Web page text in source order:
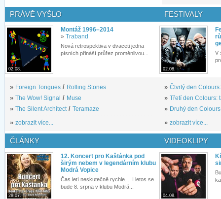
PRÁVĚ VYŠLO
02.08.
Montáž 1996–2014
» Traband
Nová retrospektiva v dvaceti jedna
písních přináší průřez proměnlivou...
» Foreign Tongues / Rolling Stones
» The Wow! Signal / Muse
» The Silent Architect/ Teramaze
» zobrazit více...
FESTIVALY
02.08.
V
» Čtvrtý den
» Třetí den Colours:
» Druhý den
» zobrazit více...
ČLÁNKY
28.07.
12. Koncert pro Kaštánka pod
širým nebem v legendárním klubu
Modrá Vopice
Čas letí neskutečně rychle.... I letos se
bude 8. srpna v klubu Modrá...
VIDEOKLIPY
04.08.